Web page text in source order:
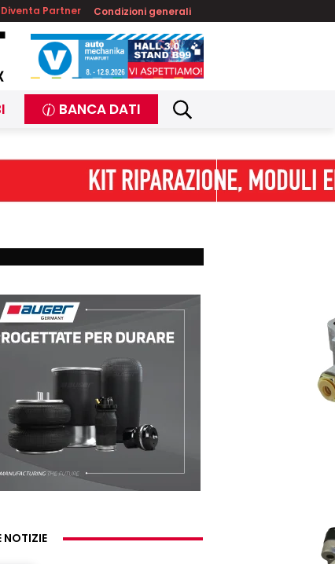
Diventa Partner Condizioni generali
BANCA DATI
NOTIZIE